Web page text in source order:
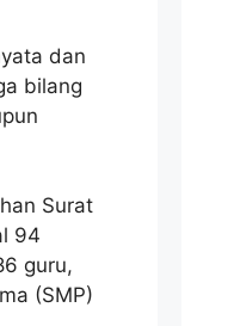
dan
bilang
Surat
94
guru,
(SMP)